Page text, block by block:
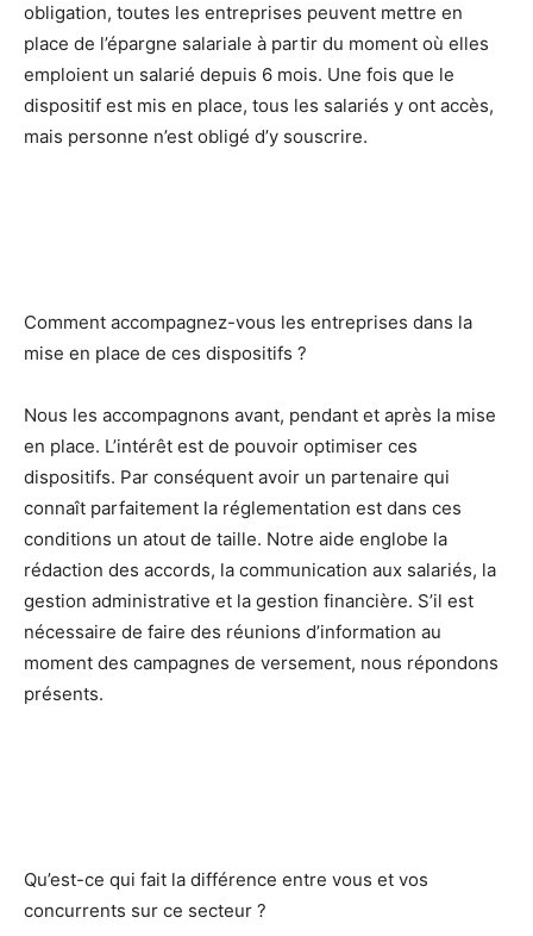
obligation, toutes les entreprises peuvent mettre en
place de l’épargne salariale à partir du moment où elles
emploient un salarié depuis 6 mois. Une fois que le
dispositif est mis en place, tous les salariés y ont accès,
mais personne n’est obligé d’y souscrire.
Comment accompagnez-vous les entreprises dans la
mise en place de ces dispositifs ?
Nous les accompagnons avant, pendant et après la mise
en place. L’intérêt est de pouvoir optimiser ces
dispositifs. Par conséquent avoir un partenaire qui
connaît parfaitement la réglementation est dans ces
conditions un atout de taille. Notre aide englobe la
rédaction des accords, la communication aux salariés, la
gestion administrative et la gestion financière. S’il est
nécessaire de faire des réunions d’information au
moment des campagnes de versement, nous répondons
présents.
Qu’est-ce qui fait la différence entre vous et vos
concurrents sur ce secteur ?